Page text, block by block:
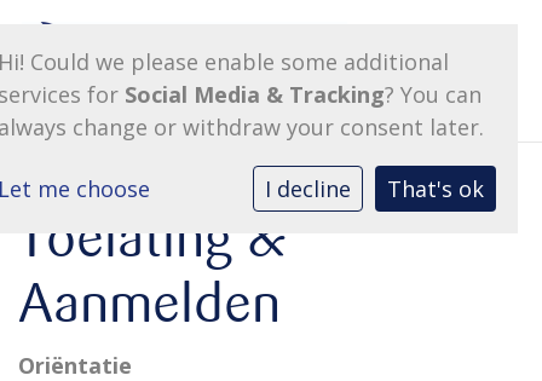
Toelating &
Aanmelden
Oriëntatie
Could we please enable some additional
for Social Media & Tracking? You can
change or withdraw your consent later.
me choose I decline That's ok